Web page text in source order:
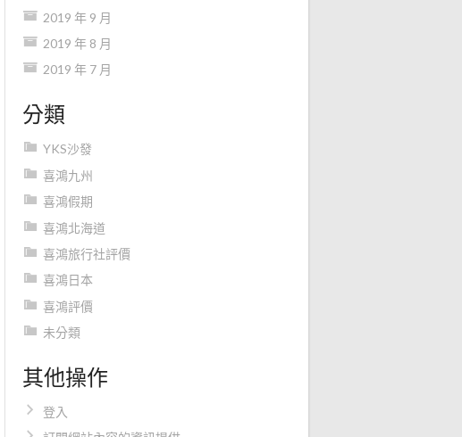
2019 年 9 月
2019 年 8 月
2019 年 7 月
分類
YKS沙發
喜鴻九州
喜鴻假期
喜鴻北海道
喜鴻旅行社評價
喜鴻日本
喜鴻評價
未分類
其他操作
登入